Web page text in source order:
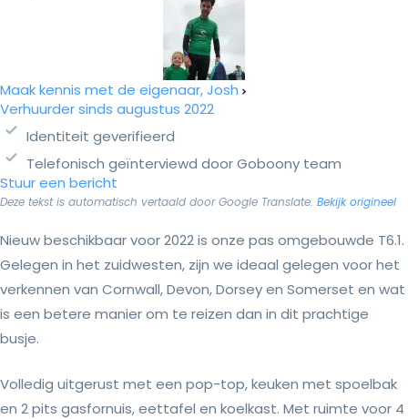
Maak kennis met de eigenaar, Josh
Verhuurder sinds augustus 2022
Identiteit geverifieerd
Telefonisch geïnterviewd door Goboony team
Stuur een bericht
Deze tekst is automatisch vertaald door Google Translate. Bekijk origineel
Nieuw beschikbaar voor 2022 is onze pas omgebouwde T6.1.
Gelegen in het zuidwesten, zijn we ideaal gelegen voor het
verkennen van Cornwall, Devon, Dorsey en Somerset en wat
is een betere manier om te reizen dan in dit prachtige
busje.
Volledig uitgerust met een pop-top, keuken met spoelbak
en 2 pits gasfornuis, eettafel en koelkast. Met ruimte voor 4